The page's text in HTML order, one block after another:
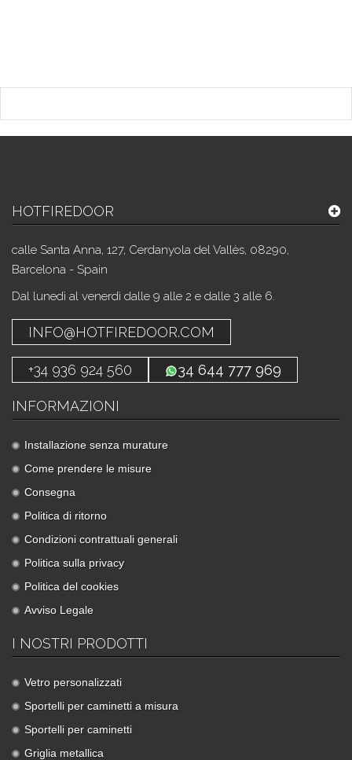
HOTFIREDOOR
calle Santa Anna, 127, Cerdanyola del Vallès, 08290,
Barcelona - Spain
Dal lunedì al venerdì dalle 9 alle 2 e dalle 3 alle 6.
INFO@HOTFIREDOOR.COM
+34 936 924 560 34 644 777 969
INFORMAZIONI
Installazione senza murature
Come prendere le misure
Consegna
Politica di ritorno
Condizioni contrattuali generali
Politica sulla privacy
Politica del cookies
Avviso Legale
I NOSTRI PRODOTTI
Vetro personalizzati
Sportelli per caminetti a misura
Sportelli per caminetti
Griglia metallica